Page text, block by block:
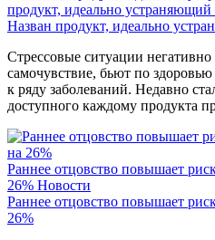
продукт, идеально устраняющий
Назван продукт, идеально
Стрессовые ситуации
самочувствие, бьют по
к ряду заболеваний. Недавно
доступного каждому продукта
Раннее отцовство повышает
26% Новости
Раннее отцовство повышает
26%